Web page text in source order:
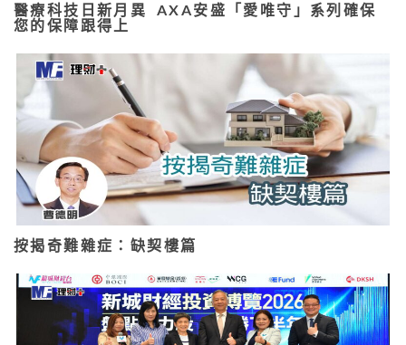
醫療科技日新月異 AXA安盛「愛唯守」系列確保
您的保障跟得上
按揭奇難雜症：缺契樓篇